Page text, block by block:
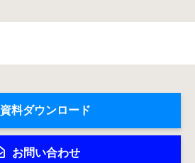
資料ダウンロード
お問い合わせ